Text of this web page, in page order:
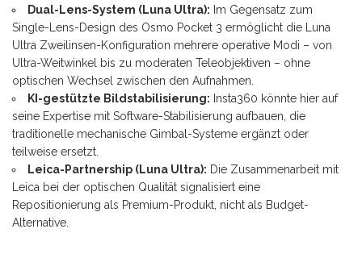
Dual-Lens-System (Luna Ultra): Im Gegensatz zum
Single-Lens-Design des Osmo Pocket 3 ermöglicht die Luna
Ultra Zweilinsen-Konfiguration mehrere operative Modi – von
Ultra-Weitwinkel bis zu moderaten Teleobjektiven – ohne
optischen Wechsel zwischen den Aufnahmen.
KI-gestützte Bildstabilisierung: Insta360 könnte hier auf
seine Expertise mit Software-Stabilisierung aufbauen, die
traditionelle mechanische Gimbal-Systeme ergänzt oder
teilweise ersetzt.
Leica-Partnership (Luna Ultra): Die Zusammenarbeit mit
Leica bei der optischen Qualität signalisiert eine
Repositionierung als Premium-Produkt, nicht als Budget-
Alternative.